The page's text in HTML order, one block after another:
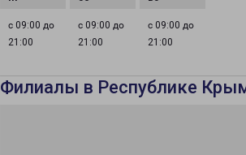
с 09:00 до
21:00
с 09:00 до
21:00
с 09:00 до
21:00
Филиалы в Республике